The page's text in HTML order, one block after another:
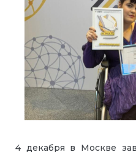
4 декабря в Москве